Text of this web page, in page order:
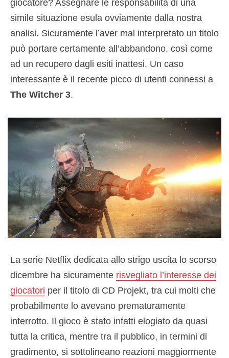
giocatore? Assegnare le responsabilità di una
simile situazione esula ovviamente dalla nostra
analisi. Sicuramente l’aver mal interpretato un titolo
può portare certamente all’abbandono, così come
ad un recupero dagli esiti inattesi. Un caso
interessante è il recente picco di utenti connessi a
The Witcher 3.
La serie Netflix dedicata allo strigo uscita lo scorso
dicembre ha sicuramente risvegliato l’interesse dei
giocatori per il titolo di CD Projekt, tra cui molti che
probabilmente lo avevano prematuramente
interrotto. Il gioco è stato infatti elogiato da quasi
tutta la critica, mentre tra il pubblico, in termini di
gradimento, si sottolineano reazioni maggiormente